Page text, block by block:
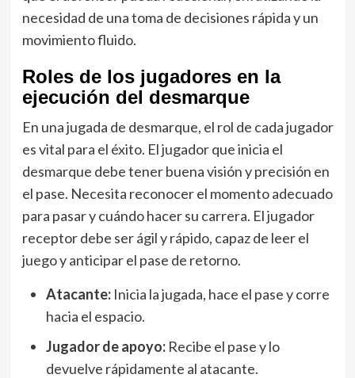
necesidad de una toma de decisiones rápida y un
movimiento fluido.
Roles de los jugadores en la
ejecución del desmarque
En una jugada de desmarque, el rol de cada jugador
es vital para el éxito. El jugador que inicia el
desmarque debe tener buena visión y precisión en
el pase. Necesita reconocer el momento adecuado
para pasar y cuándo hacer su carrera. El jugador
receptor debe ser ágil y rápido, capaz de leer el
juego y anticipar el pase de retorno.
Atacante:Inicia la jugada, hace el pase y corre
hacia el espacio.
Jugador de apoyo:Recibe el pase y lo
devuelve rápidamente al atacante.